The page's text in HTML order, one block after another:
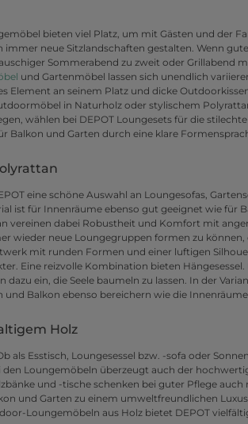
bieten viel Platz, um mit Gästen und der
neue Sitzlandschaften gestalten. Wenn
Sommerabend zu zweit oder Grillabend
und Gartenmöbel lassen sich unendlich
Element an seinem Platz und dicke
in Naturholz oder stylischem
wählen bei DEPOT Loungesets für die
Balkon und Garten durch eine klare
eine schöne Auswahl an Loungesofas,
ist für Innenräume ebenso gut geeignet wie für
vereinen dabei Robustheit und Komfort mit
wieder neue Loungegruppen formen zu können,
mit runden Formen und einer luftigen
Eine reizvolle Kombination bieten
ein, die Seele baumeln zu lassen. In der
Balkon ebenso bereichern wie die Innenräume.
Holz
als Esstisch, Loungesessel bzw. -sofa oder
den Loungemöbeln überzeugt auch der
und -tische schenken bei guter Pflege auch
und Garten zu einem umweltfreundlichen
Loungemöbeln aus Holz bietet DEPOT